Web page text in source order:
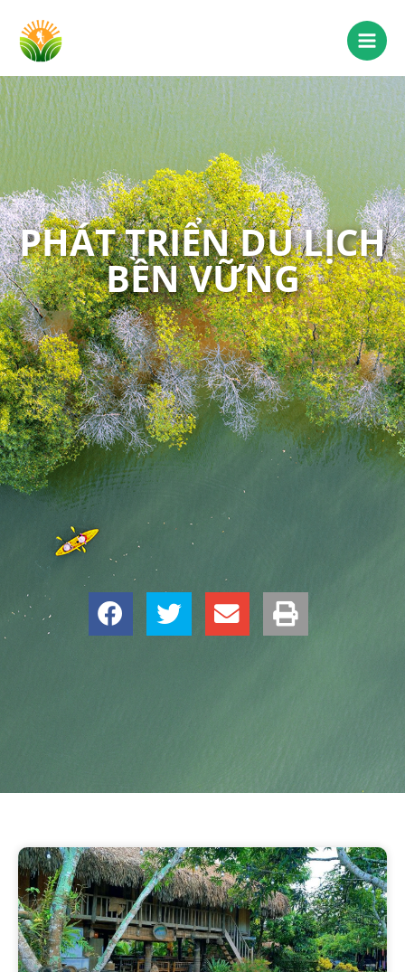
PHÁT TRIỂN DU LỊCH
BỀN VỮNG